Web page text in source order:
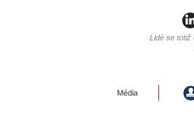
Lidé se totiž
Média